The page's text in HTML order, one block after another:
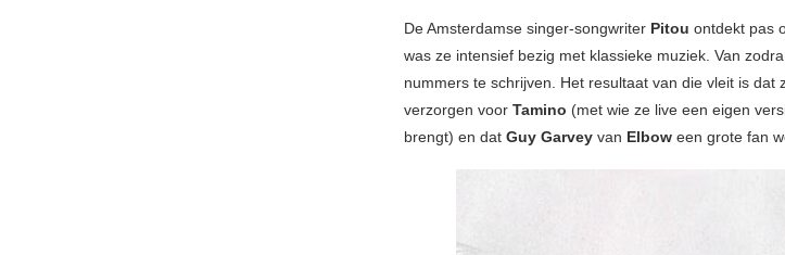
De Amsterdamse singer-songwriter Pitou ontdekt pas
was ze intensief bezig met klassieke muziek. Van
nummers te schrijven. Het resultaat van die vleit is dat
verzorgen voor Tamino (met wie ze live een eigen
brengt) en dat Guy Garvey van Elbow een grote fan